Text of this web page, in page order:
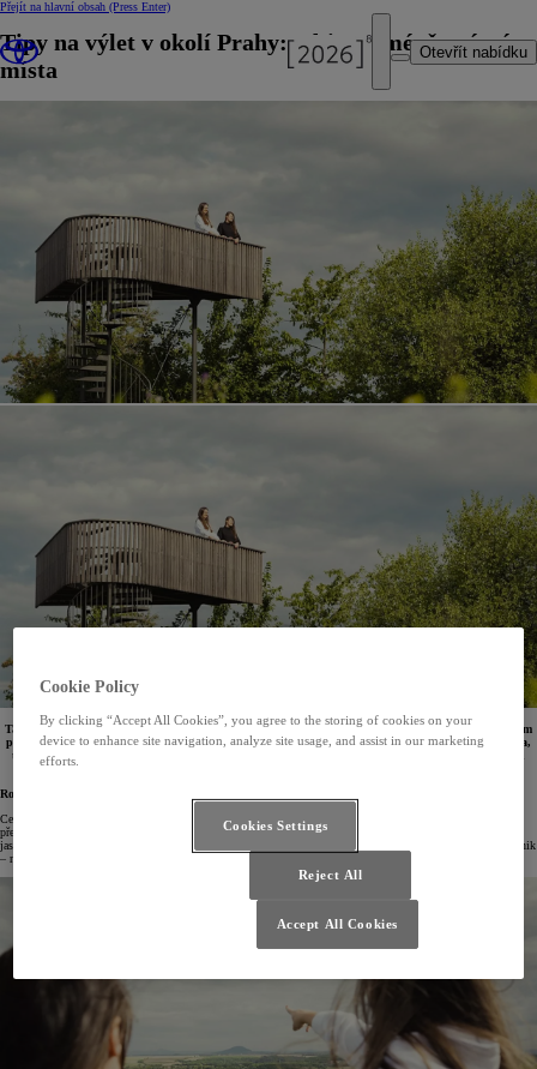
Přejít na hlavní obsah (Press Enter)
Otevřít nabídku
Tipy na výlet v okolí Prahy: Objevte méně známá
místa
Takhle příjemný podzim tu ještě nikdy nebyl. Využijte toho a vyrazte o víkendu na výlet. Vaším cílem
přitom nemusí být jen nejznámější turistické atrakce, ale i méně známá, a přitom stejně krásná místa,
třeba v okolí Prahy. Inspirujte se naším výletem, na který jsme vyrazili nepřehlédnutelným plug-in
Rozhledna Radovič
Celoročně přístupnou rozhlednu Radovič najdete na stejnojmenném vrchu u Velvar. Má sice jen tři metry,
přesto nabídne krásný výhled právě na Velvary, ale také na České středohoří, horu Říp, Mělník a Kladno, za
jasného počasí odtud můžete spatřit i Krušné a Lužické hory a Krkonoše. Je také perfektním místem pro piknik
– na její plošině je totiž i stůl s lavicemi.
Cookie Policy
By clicking “Accept All Cookies”, you agree to the storing of cookies on your
device to enhance site navigation, analyze site usage, and assist in our marketing
efforts.
Cookies Settings
Reject All
Accept All Cookies